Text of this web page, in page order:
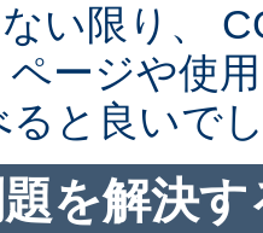
い限り、
ページや使
ると良いで
を解決す